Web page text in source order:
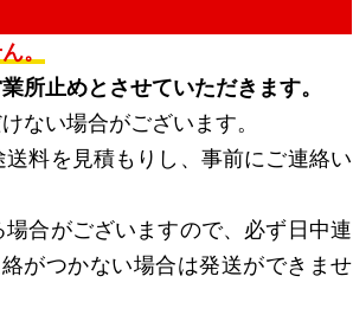
。
所止めとさせていただきます。
ない場合がございます。
料を見積もりし、事前にご連絡い
合がございますので、必ず日中連
がつかない場合は発送ができませ